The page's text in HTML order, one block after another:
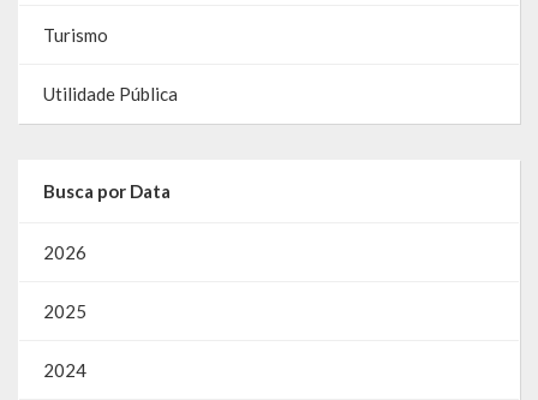
Turismo
Utilidade Pública
Busca por Data
2026
2025
2024